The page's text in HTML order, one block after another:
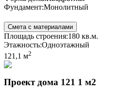
Фундамент:Монолитный
Смета с материалами
Площадь строения:180 кв.м.
Этажность:Одноэтажный
121,1 м2
Проект дома 121 1 м2